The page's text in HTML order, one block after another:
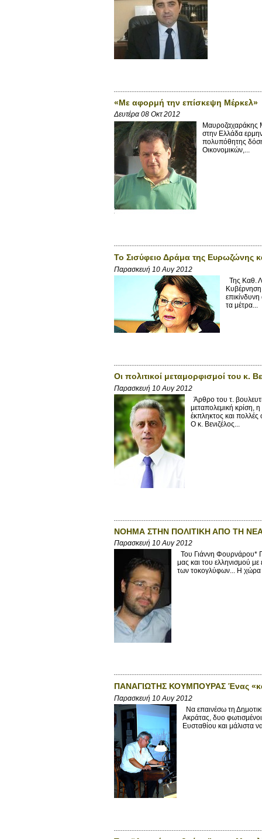
«Με αφορμή την επίσκεψη Μέρκελ»
Δευτέρα 08 Οκτ 2012
Μαυροζαχαράκης
στην Ελλάδα
πολυπόθητης
Οικονομικών,...
Το Σισύφειο Δράμα της Ευρωζώνης
Παρασκευή 10 Αυγ 2012
Της Καθ.
Κυβέρνηση
τα μέτρα...
Οι πολιτικοί μεταμορφισμοί του κ.
Παρασκευή 10 Αυγ 2012
Άρθρο του τ.
μεταπολεμική κρίση,
έκπληκτος και
Ο κ. Βενιζέλος...
ΝΟΗΜΑ ΣΤΗΝ ΠΟΛΙΤΙΚΗ ΑΠΟ ΤΗ
Παρασκευή 10 Αυγ 2012
Του Γιάννη Φουρνάρου*
μας και του ελληνισμού με
των τοκογλύφων... Η χώρα
ΠΑΝΑΓΙΩΤΗΣ ΚΟΥΜΠΟΥΡΑΣ Ένας
Παρασκευή 10 Αυγ 2012
Να επαινέσω τη
Ακράτας, δυο
Ευσταθίου και μάλιστα